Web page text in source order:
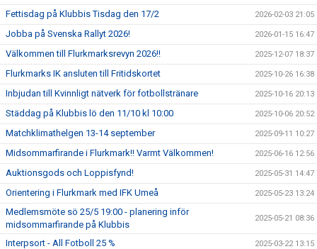
Fettisdag på Klubbis Tisdag den 17/2 2026-02-03 21:05
Jobba på Svenska Rallyt 2026! 2026-01-15 16:47
Välkommen till Flurkmarksrevyn 2026!! 2025-12-07 18:37
Flurkmarks IK ansluten till Fritidskortet 2025-10-26 16:38
Inbjudan till Kvinnligt nätverk för fotbollstränare 2025-10-16 20:13
Städdag på Klubbis lö den 11/10 kl 10:00 2025-10-06 20:52
Matchklimathelgen 13-14 september 2025-09-11 10:27
Midsommarfirande i Flurkmark!! Varmt Välkommen! 2025-06-16 12:56
Auktionsgods och Loppisfynd! 2025-05-31 14:47
Orientering i Flurkmark med IFK Umeå 2025-05-23 13:24
Medlemsmöte sö 25/5 19:00 - planering inför
midsommarfirande på Klubbis
2025-05-21 08:36
Interpsort - All Fotboll 25 % 2025-03-22 13:15